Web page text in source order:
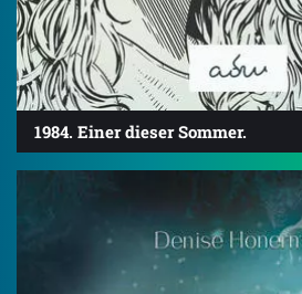
1984. Einer dieser Sommer.